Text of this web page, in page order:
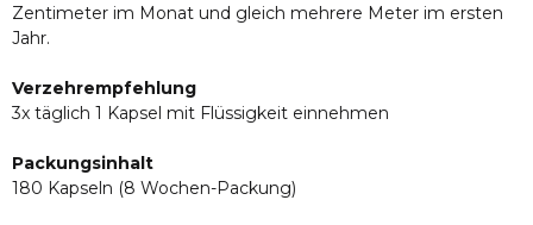
Zentimeter im Monat und gleich mehrere Meter im ersten
Jahr.
Verzehrempfehlung
3x täglich 1 Kapsel mit Flüssigkeit einnehmen
Packungsinhalt
180 Kapseln (8 Wochen-Packung)